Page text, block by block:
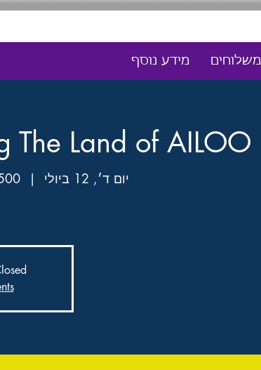
משלוחים מידע נוסף
The Land of AILOO
יום ד׳, 12 ביולי
  |
A Francois Blvd